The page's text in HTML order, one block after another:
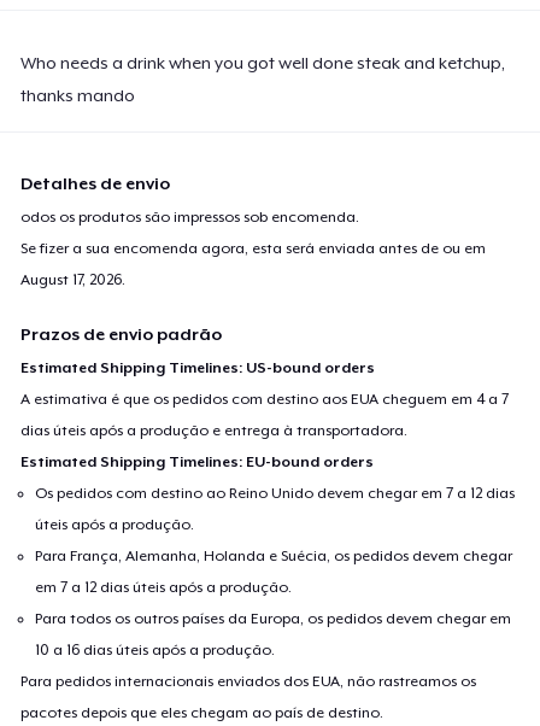
Who needs a drink when you got well done steak and ketchup,
thanks mando
Detalhes de envio
odos os produtos são impressos sob encomenda.
Se fizer a sua encomenda agora, esta será enviada antes de ou em
August 17, 2026
Prazos de envio padrão
Estimated Shipping Timelines: US-bound orders
A estimativa é que os pedidos com destino aos EUA cheguem em 4 a 7
dias úteis após a produção e entrega à transportadora.
Estimated Shipping Timelines: EU-bound orders
Os pedidos com destino ao Reino Unido devem chegar em 7 a 12 dias
úteis após a produção.
Para França, Alemanha, Holanda e Suécia, os pedidos devem chegar
em 7 a 12 dias úteis após a produção.
Para todos os outros países da Europa, os pedidos devem chegar em
10 a 16 dias úteis após a produção.
Para pedidos internacionais enviados dos EUA, não rastreamos os
pacotes depois que eles chegam ao país de destino.